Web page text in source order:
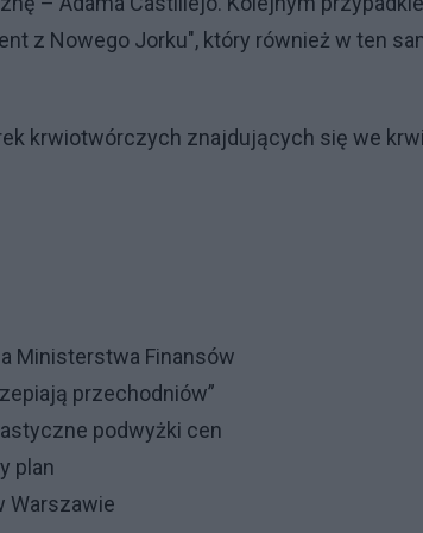
z Nowego Jorku", który również w ten
krwiotwórczych znajdujących się we krwi
Ministerstwa Finansów
przechodniów”
podwyżki cen
plan
Warszawie